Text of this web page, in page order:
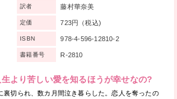
より苦しい愛を知るほうが幸せなの?
裏切られ、数カ月間泣き暮らした。恋人を奪ったの
訳者 藤村華奈美
定価 723円（税込)
ISBN 978-4-596-12810-2
書籍番号 R-2810